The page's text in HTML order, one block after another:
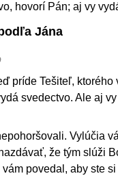
hovorí Pán; aj vy
Jána
príde Tešiteľ,
svedectvo. Ale aj
Vylúčia
že tým slúži
povedal, aby ste